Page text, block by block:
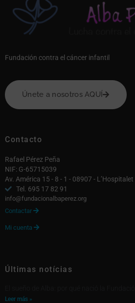
Fundación contra el cáncer infantil
Únete a nosotros AQUÍ
Contacto
Rafael Pérez Peña
NIF: G-65715039
Av. América 15 - 8 - 1 - 08907 -
Tel. 695 17 82 91
info@fundacionalbaperez.org
Contactar 
Mi cuenta 
Últimas notícias
Leer más »